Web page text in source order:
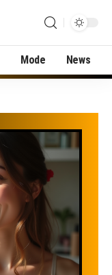
Mode News